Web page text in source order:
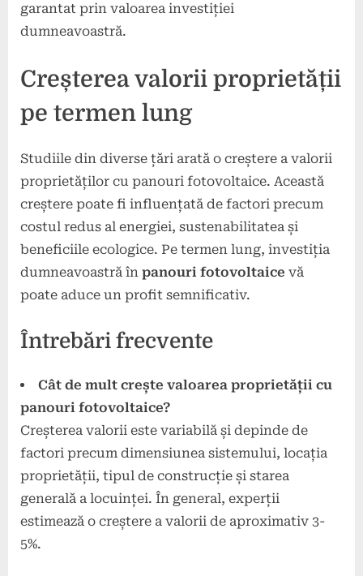
garantat prin valoarea investiției
dumneavoastră.
Creșterea valorii proprietății
pe termen lung
Studiile din diverse țări arată o creștere a valorii
proprietăților cu panouri fotovoltaice. Această
creștere poate fi influențată de factori precum
costul redus al energiei, sustenabilitatea și
beneficiile ecologice. Pe termen lung, investiția
dumneavoastră în panouri fotovoltaice vă
poate aduce un profit semnificativ.
Întrebări frecvente
Cât de mult crește valoarea proprietății cu
panouri fotovoltaice?
Creșterea valorii este variabilă și depinde de
factori precum dimensiunea sistemului, locația
proprietății, tipul de construcție și starea
generală a locuinței. În general, experții
estimează o creștere a valorii de aproximativ 3-
5%.